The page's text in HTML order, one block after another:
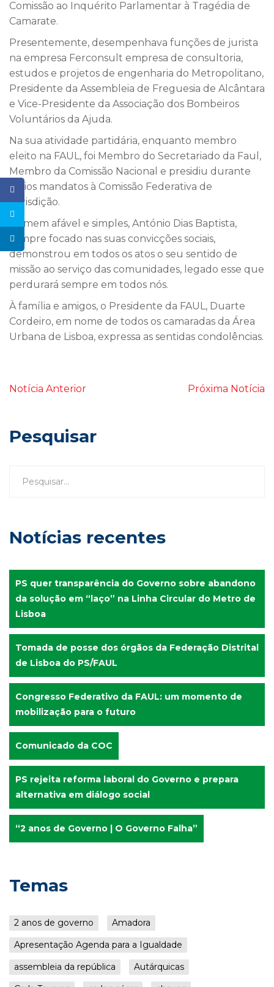
Comissão ao Inquérito Parlamentar à Tragédia de
Camarate.
Presentemente, desempenhava funções de jurista
na empresa Ferconsult empresa de consultoria,
estudos e projetos de engenharia do Metropolitano,
Presidente da Assembleia de Freguesia de Alcântara
e Vice-Presidente da Associação dos Bombeiros
Voluntários da Ajuda.
Na sua atividade partidária, enquanto membro
eleito na FAUL, foi Membro do Secretariado da Faul,
Membro da Comissão Nacional e presidiu durante
vários mandatos à Comissão Federativa de
Jurisdição.
Homem afável e simples, António Dias Baptista,
sempre focado nas suas convicções sociais,
demonstrou em todos os atos o seu sentido de
missão ao serviço das comunidades, legado esse que
perdurará sempre em todos nós.
À família e amigos, o Presidente da FAUL, Duarte
Cordeiro, em nome de todos os camaradas da Área
Urbana de Lisboa, expressa as sentidas condolências.
Notícia Anterior Próxima Notícia
Pesquisar
Notícias recentes
PS quer transparência do Governo sobre abandono
da solução em “laço” na Linha Circular do Metro de
Lisboa
Tomada de posse dos órgãos da Federação Distrital
de Lisboa do PS/FAUL
Congresso Federativo da FAUL: um momento de
mobilização para o futuro
Comunicado da COC
PS rejeita reforma laboral do Governo e prepara
alternativa em diálogo social
“2 anos de Governo | O Governo Falha”
Temas
2 anos de governo
Amadora
Apresentação Agenda para a Igualdade
assembleia da república
Autárquicas